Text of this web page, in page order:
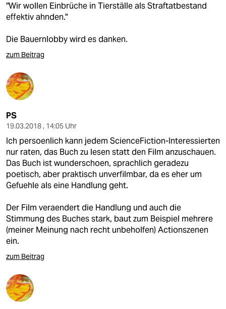
"Wir wollen Einbrüche in Tierställe als Straftatbestand
effektiv ahnden."
Die Bauernlobby wird es danken.
zum Beitrag
PS
19.03.2018 , 14:05 Uhr
Ich persoenlich kann jedem ScienceFiction-Interessierten
nur raten, das Buch zu lesen statt den Film anzuschauen.
Das Buch ist wunderschoen, sprachlich geradezu
poetisch, aber praktisch unverfilmbar, da es eher um
Gefuehle als eine Handlung geht.
Der Film veraendert die Handlung und auch die
Stimmung des Buches stark, baut zum Beispiel mehrere
(meiner Meinung nach recht unbeholfen) Actionszenen
ein.
zum Beitrag